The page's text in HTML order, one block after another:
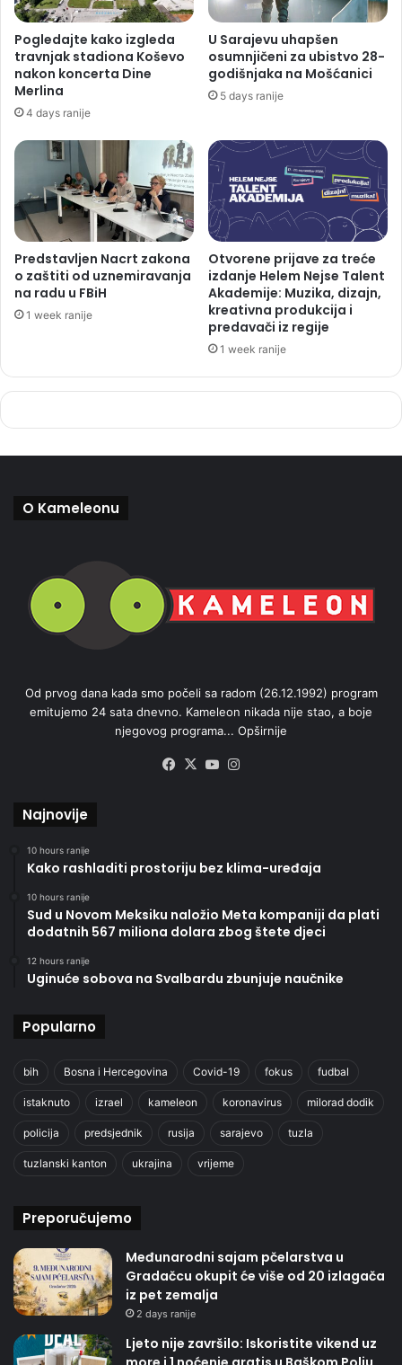
Pogledajte kako izgleda
travnjak stadiona Koševo
nakon koncerta Dine
Merlina
4 days ranije
U Sarajevu uhapšen
osumnjičeni za ubistvo 28-
godišnjaka na Mošćanici
5 days ranije
Predstavljen Nacrt zakona
o zaštiti od uznemiravanja
na radu u FBiH
1 week ranije
Otvorene prijave za treće
izdanje Helem Nejse Talent
Akademije: Muzika, dizajn,
kreativna produkcija i
predavači iz regije
1 week ranije
O Kameleonu
Od prvog dana kada smo počeli sa radom (26.12.1992) program
emitujemo 24 sata dnevno. Kameleon nikada nije stao, a boje
njegovog programa... Opširnije
Facebook
X YouTube
Najnovije
10 hours ranije
Kako rashladiti prostoriju bez klima-uređaja
10 hours ranije
Sud u Novom Meksiku naložio Meta kompaniji da plati
dodatnih 567 miliona dolara zbog štete djeci
12 hours ranije
Uginuće sobova na Svalbardu zbunjuje naučnike
Popularno
bih Bosna i Hercegovina Covid-19 fokus fudbal
istaknuto izrael kameleon koronavirus milorad dodik
policija predsjednik rusija sarajevo tuzla
tuzlanski kanton ukrajina vrijeme
Preporučujemo
Međunarodni sajam pčelarstva u
Gradačcu okupit će više od 20 izlagača
iz pet zemalja
2 days ranije
Ljeto nije završilo: Iskoristite vikend uz